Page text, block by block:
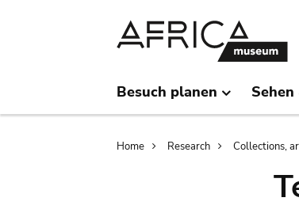
Besuch planen
Breadcrumb
Home Research Collections,